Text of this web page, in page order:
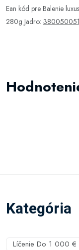
Ean kód pre Balenie
280g Jadro:
Kategória
Líčenie Do 1 000 €